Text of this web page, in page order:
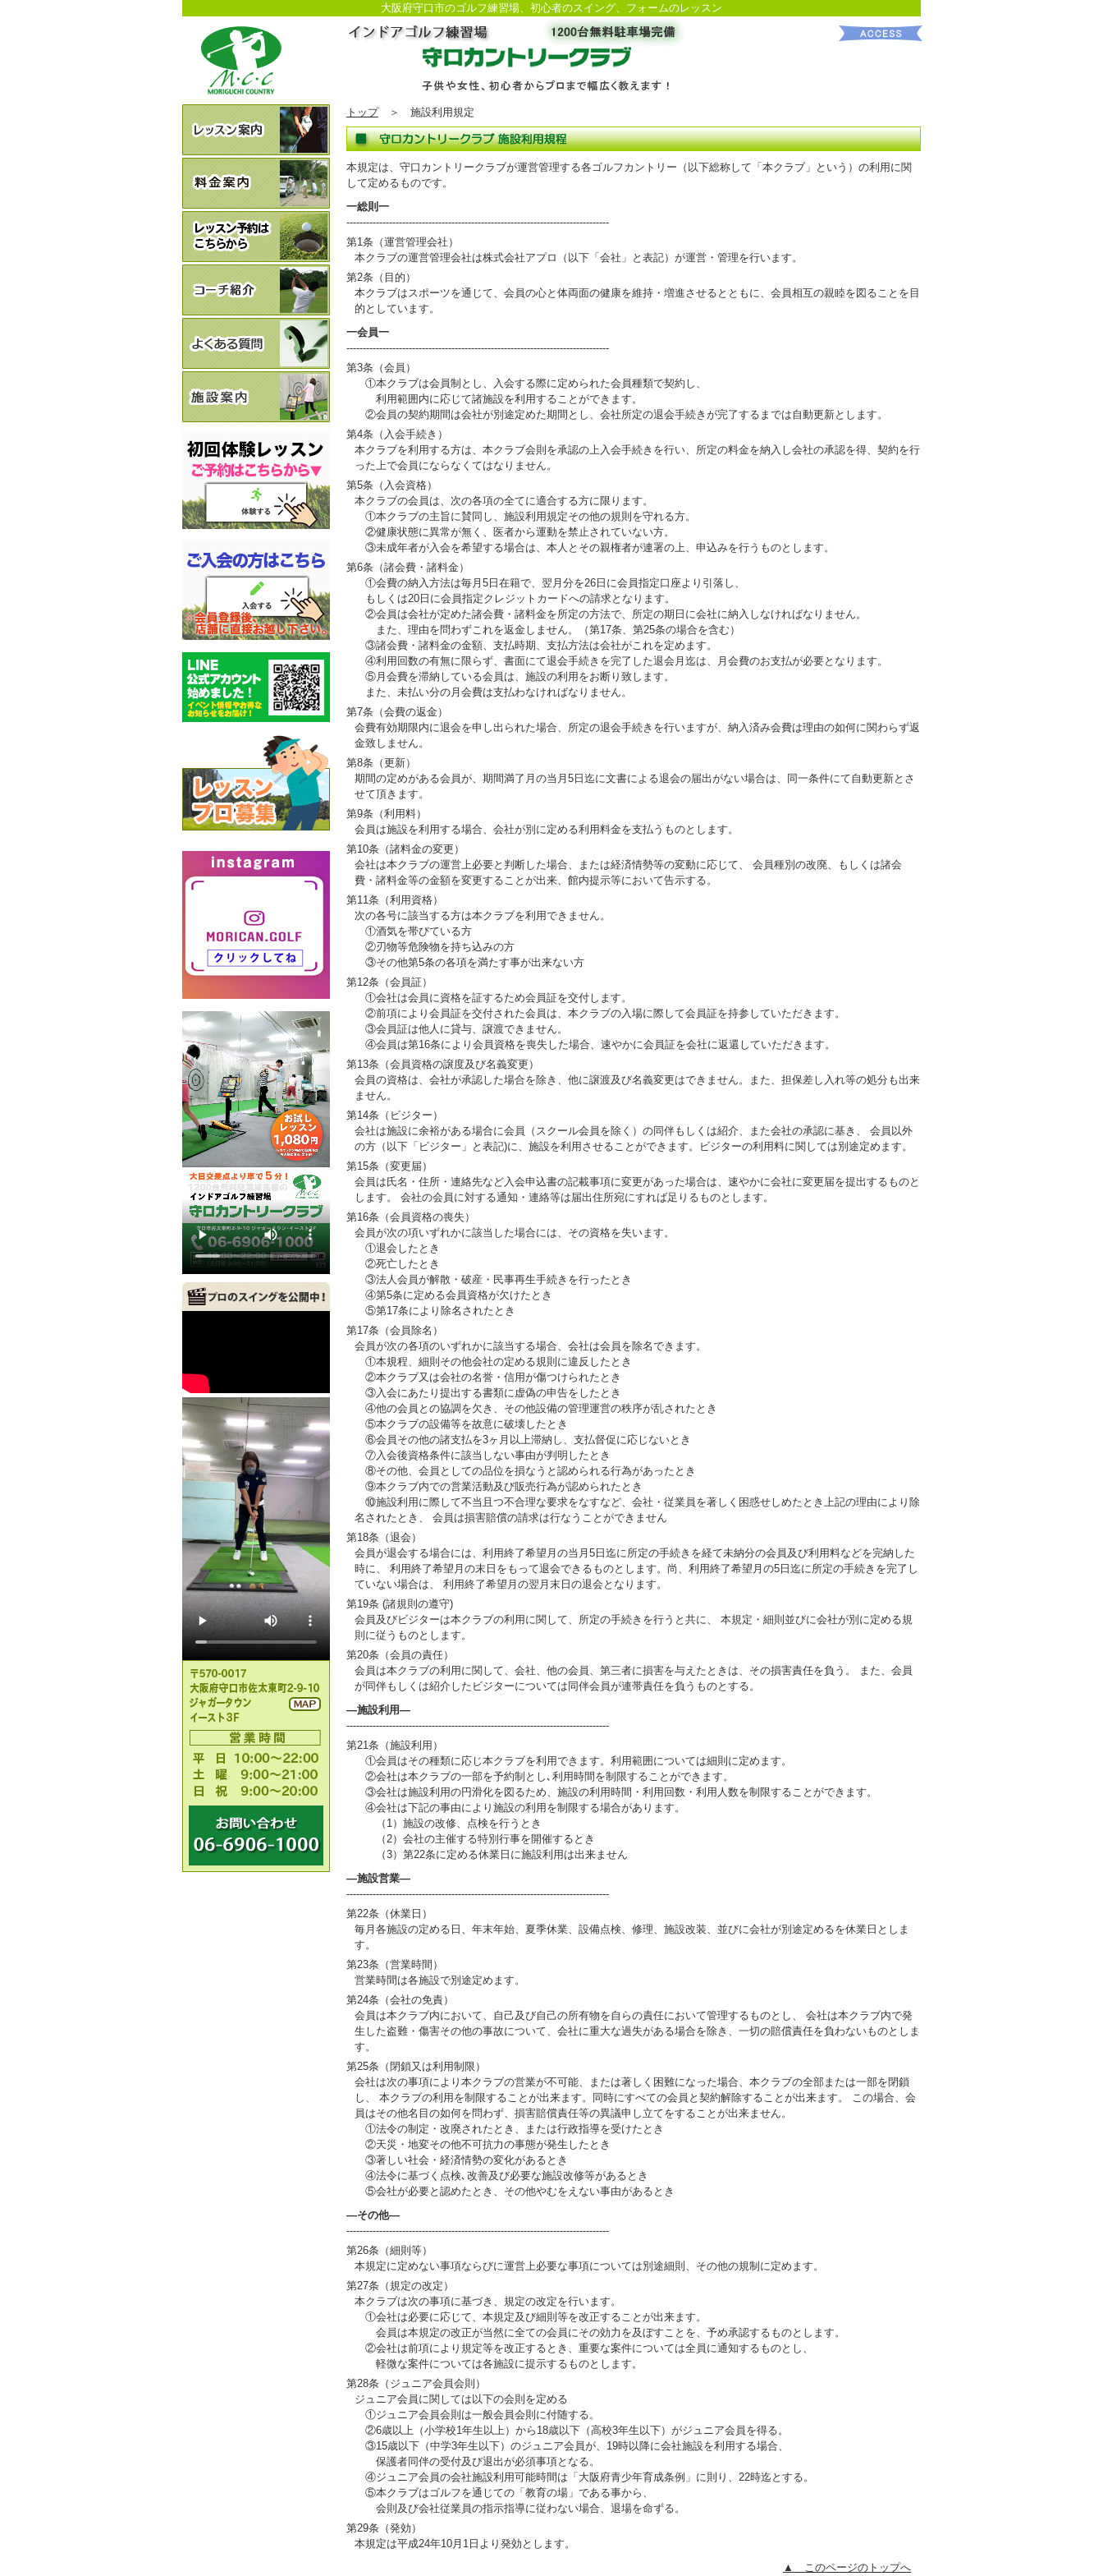
大阪府守口市のゴルフ練習場、初心者のスイング、フォームのレッスン
トップ＞ 施設利用規定
本規定は、守口カントリークラブが運営管理する各ゴルフカントリー（以下総称して「本クラブ」という）の利用に関
して定めるものです。
一総則一
--------------------------------------------------------------------------------
第1条（運営管理会社）
本クラブの運営管理会社は株式会社アプロ（以下「会社」と表記）が運営・管理を行います。
第2条（目的）
本クラブはスポーツを通じて、会員の心と体両面の健康を維持・増進させるとともに、会員相互の親睦を図ることを目
的としています。
一会員一
--------------------------------------------------------------------------------
第3条（会員）
①本クラブは会員制とし、入会する際に定められた会員種類で契約し、
利用範囲内に応じて諸施設を利用することができます。
②会員の契約期間は会社が別途定めた期間とし、会社所定の退会手続きが完了するまでは自動更新とします。
第4条（入会手続き）
本クラブを利用する方は、本クラブ会則を承認の上入会手続きを行い、所定の料金を納入し会社の承認を得、契約を行
った上で会員にならなくてはなりません。
第5条（入会資格）
本クラブの会員は、次の各項の全てに適合する方に限ります。
①本クラブの主旨に賛同し、施設利用規定その他の規則を守れる方。
②健康状態に異常が無く、医者から運動を禁止されていない方。
③未成年者が入会を希望する場合は、本人とその親権者が連署の上、申込みを行うものとします。
第6条（諸会費・諸料金）
①会費の納入方法は毎月5日在籍で、翌月分を26日に会員指定口座より引落し、
もしくは20日に会員指定クレジットカードへの請求となります。
②会員は会社が定めた諸会費・諸料金を所定の方法で、所定の期日に会社に納入しなければなりません。
また、理由を問わずこれを返金しません。（第17条、第25条の場合を含む）
③諸会費・諸料金の金額、支払時期、支払方法は会社がこれを定めます。
④利用回数の有無に限らず、書面にて退会手続きを完了した退会月迄は、月会費のお支払が必要となります。
⑤月会費を滞納している会員は、施設の利用をお断り致します。
また、未払い分の月会費は支払わなければなりません。
第7条（会費の返金）
会費有効期限内に退会を申し出られた場合、所定の退会手続きを行いますが、納入済み会費は理由の如何に関わらず返
金致しません。
第8条（更新）
期間の定めがある会員が、期間満了月の当月5日迄に文書による退会の届出がない場合は、同一条件にて自動更新とさ
せて頂きます。
第9条（利用料）
会員は施設を利用する場合、会社が別に定める利用料金を支払うものとします。
第10条（諸料金の変更）
会社は本クラブの運営上必要と判断した場合、または経済情勢等の変動に応じて、 会員種別の改廃、もしくは諸会
費・諸料金等の金額を変更することが出来、館内提示等において告示する。
第11条（利用資格）
次の各号に該当する方は本クラブを利用できません。
①酒気を帯びている方
②刃物等危険物を持ち込みの方
③その他第5条の各項を満たす事が出来ない方
第12条（会員証）
①会社は会員に資格を証するため会員証を交付します。
②前項により会員証を交付された会員は、本クラブの入場に際して会員証を持参していただきます。
③会員証は他人に貸与、譲渡できません。
④会員は第16条により会員資格を喪失した場合、速やかに会員証を会社に返還していただきます。
第13条（会員資格の譲度及び名義変更）
会員の資格は、会社が承認した場合を除き、他に譲渡及び名義変更はできません。また、担保差し入れ等の処分も出来
ません。
第14条（ビジター）
会社は施設に余裕がある場合に会員（スクール会員を除く）の同伴もしくは紹介、また会社の承認に基き、 会員以外
の方（以下「ビジター」と表記)に、施設を利用させることができます。ビジターの利用料に関しては別途定めます。
第15条（変更届）
会員は氏名・住所・連絡先など入会申込書の記載事項に変更があった場合は、速やかに会社に変更届を提出するものと
します。 会社の会員に対する通知・連絡等は届出住所宛にすれば足りるものとします。
第16条（会員資格の喪失）
会員が次の項いずれかに該当した場合には、その資格を失います。
①退会したとき
②死亡したとき
③法人会員が解散・破産・民事再生手続きを行ったとき
④第5条に定める会員資格が欠けたとき
⑤第17条により除名されたとき
第17条（会員除名）
会員が次の各項のいずれかに該当する場合、会社は会員を除名できます。
①本規程、細則その他会社の定める規則に違反したとき
②本クラブ又は会社の名誉・信用が傷つけられたとき
③入会にあたり提出する書類に虚偽の申告をしたとき
④他の会員との協調を欠き、その他設備の管理運営の秩序が乱されたとき
⑤本クラブの設備等を故意に破壊したとき
⑥会員その他の諸支払を3ヶ月以上滞納し、支払督促に応じないとき
⑦入会後資格条件に該当しない事由が判明したとき
⑧その他、会員としての品位を損なうと認められる行為があったとき
⑨本クラブ内での営業活動及び販売行為が認められたとき
⑩施設利用に際して不当且つ不合理な要求をなすなど、会社・従業員を著しく困惑せしめたとき上記の理由により除
名されたとき、 会員は損害賠償の請求は行なうことができません
第18条（退会）
会員が退会する場合には、利用終了希望月の当月5日迄に所定の手続きを経て未納分の会員及び利用料などを完納した
時に、 利用終了希望月の末日をもって退会できるものとします。尚、利用終了希望月の5日迄に所定の手続きを完了し
ていない場合は、 利用終了希望月の翌月末日の退会となります。
第19条 (諸規則の遵守)
会員及びビジターは本クラブの利用に関して、所定の手続きを行うと共に、 本規定・細則並びに会社が別に定める規
則に従うものとします。
第20条（会員の責任）
会員は本クラブの利用に関して、会社、他の会員、第三者に損害を与えたときは、その損害責任を負う。 また、会員
が同伴もしくは紹介したビジターについては同伴会員が連帯責任を負うものとする。
―施設利用―
--------------------------------------------------------------------------------
第21条（施設利用）
①会員はその種類に応じ本クラブを利用できます。利用範囲については細則に定めます。
②会社は本クラブの一部を予約制とし､利用時間を制限することができます。
③会社は施設利用の円滑化を図るため、施設の利用時間・利用回数・利用人数を制限することができます。
④会社は下記の事由により施設の利用を制限する場合があります。
（1）施設の改修、点検を行うとき
（2）会社の主催する特別行事を開催するとき
（3）第22条に定める休業日に施設利用は出来ません
―施設営業―
--------------------------------------------------------------------------------
第22条（休業日）
毎月各施設の定める日、年末年始、夏季休業、設備点検、修理、施設改装、並びに会社が別途定めるを休業日としま
す。
第23条（営業時間）
営業時間は各施設で別途定めます。
第24条（会社の免責）
会員は本クラブ内において、自己及び自己の所有物を自らの責任において管理するものとし、 会社は本クラブ内で発
生した盗難・傷害その他の事故について、会社に重大な過失がある場合を除き、一切の賠償責任を負わないものとしま
す。
第25条（閉鎖又は利用制限）
会社は次の事項により本クラブの営業が不可能、または著しく困難になった場合、本クラブの全部または一部を閉鎖
し、 本クラブの利用を制限することが出来ます。同時にすべての会員と契約解除することが出来ます。 この場合、会
員はその他名目の如何を問わず、損害賠償責任等の異議申し立てをすることが出来ません。
①法令の制定・改廃されたとき、または行政指導を受けたとき
②天災・地変その他不可抗力の事態が発生したとき
③著しい社会・経済情勢の変化があるとき
④法令に基づく点検､改善及び必要な施設改修等があるとき
⑤会社が必要と認めたとき、その他やむをえない事由があるとき
―その他―
--------------------------------------------------------------------------------
第26条（細則等）
本規定に定めない事項ならびに運営上必要な事項については別途細則、その他の規制に定めます。
第27条（規定の改定）
本クラブは次の事項に基づき、規定の改定を行います。
①会社は必要に応じて、本規定及び細則等を改正することが出来ます。
会員は本規定の改正が当然に全ての会員にその効力を及ぼすことを、予め承認するものとします。
②会社は前項により規定等を改正するとき、重要な案件については全員に通知するものとし、
軽微な案件については各施設に提示するものとします。
第28条（ジュニア会員会則）
ジュニア会員に関しては以下の会則を定める
①ジュニア会員会則は一般会員会則に付随する。
②6歳以上（小学校1年生以上）から18歳以下（高校3年生以下）がジュニア会員を得る。
③15歳以下（中学3年生以下）のジュニア会員が、19時以降に会社施設を利用する場合、
保護者同伴の受付及び退出が必須事項となる。
④ジュニア会員の会社施設利用可能時間は「大阪府青少年育成条例」に則り、22時迄とする。
⑤本クラブはゴルフを通じての「教育の場」である事から、
会則及び会社従業員の指示指導に従わない場合、退場を命ずる。
第29条（発効）
本規定は平成24年10月1日より発効とします。
▲ このページのトップへ